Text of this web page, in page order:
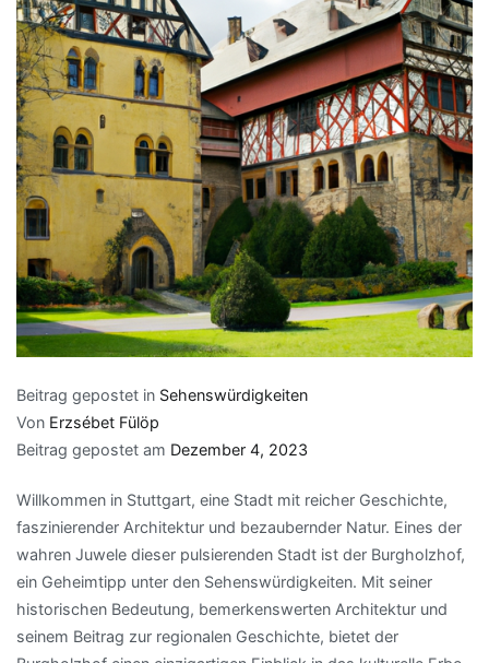
Beitrag gepostet in Sehenswürdigkeiten
Von Erzsébet Fülöp
Beitrag gepostet am Dezember 4, 2023
Willkommen in Stuttgart, eine Stadt mit reicher Geschichte,
faszinierender Architektur und bezaubernder Natur. Eines der
wahren Juwele dieser pulsierenden Stadt ist der Burgholzhof,
ein Geheimtipp unter den Sehenswürdigkeiten. Mit seiner
historischen Bedeutung, bemerkenswerten Architektur und
seinem Beitrag zur regionalen Geschichte, bietet der